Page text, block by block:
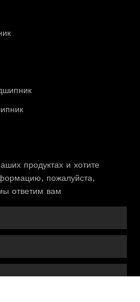
продуктах и ​​хотите
пожалуйста,
ответим вам